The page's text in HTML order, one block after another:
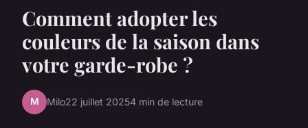
Comment adopter les
couleurs de la saison dans
votre garde-robe ?
M Milo22 juillet 20254 min de lecture